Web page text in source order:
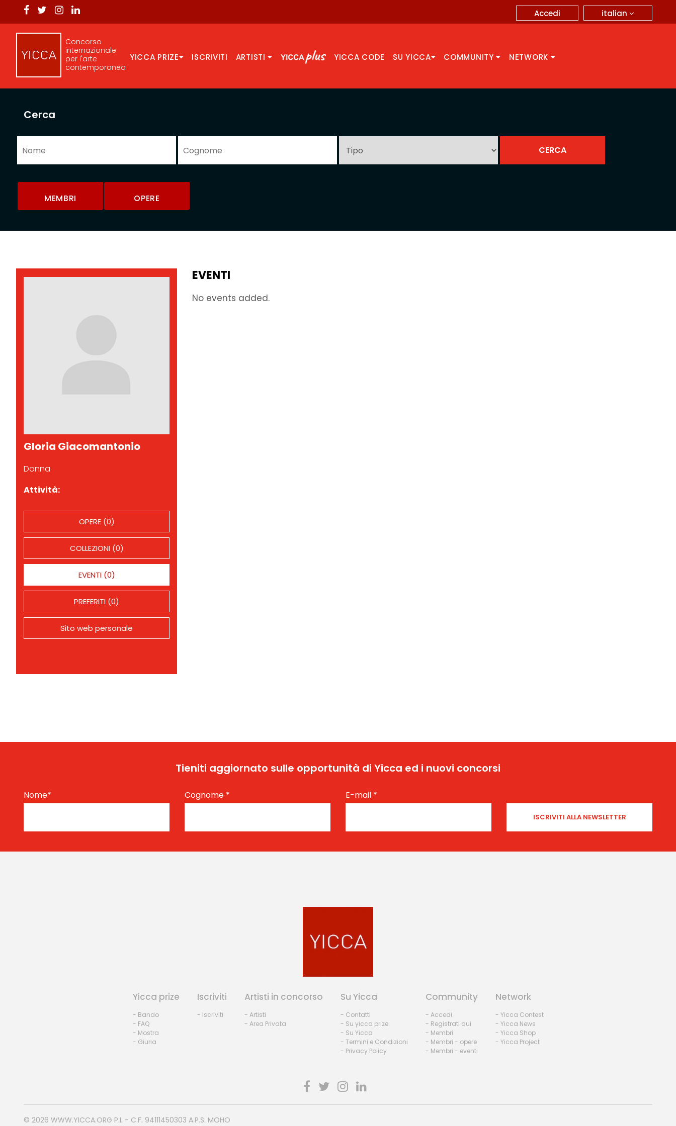
italian
Accedi
Concorso
internazionale
per l'arte
contemporanea
YICCA PRIZE ISCRIVITI ARTISTI YICCA CODE SU YICCA COMMUNITY NETWORK
Cerca
MEMBRI OPERE
Gloria Giacomantonio
Donna
Attività:
OPERE (0)
COLLEZIONI (0)
EVENTI (0)
PREFERITI (0)
Sito web personale
EVENTI
No events added.
Tieniti aggiornato sulle opportunità di Yicca ed i nuovi concorsi
Nome* Cognome * E-mail *
Yicca prize
- Bando
- FAQ
- Mostra
- Giuria
Iscriviti
- Iscriviti
Artisti in concorso
- Artisti
- Area Privata
Su Yicca
- Contatti
- Su yicca prize
- Su Yicca
- Termini e Condizioni
- Privacy Policy
Community
- Accedi
- Registrati qui
- Membri
- Membri - opere
- Membri - eventi
Network
- Yicca Contest
- Yicca News
- Yicca Shop
- Yicca Project
© 2026 WWW.YICCA.ORG P.I. - C.F. 94111450303 A.P.S. MOHO